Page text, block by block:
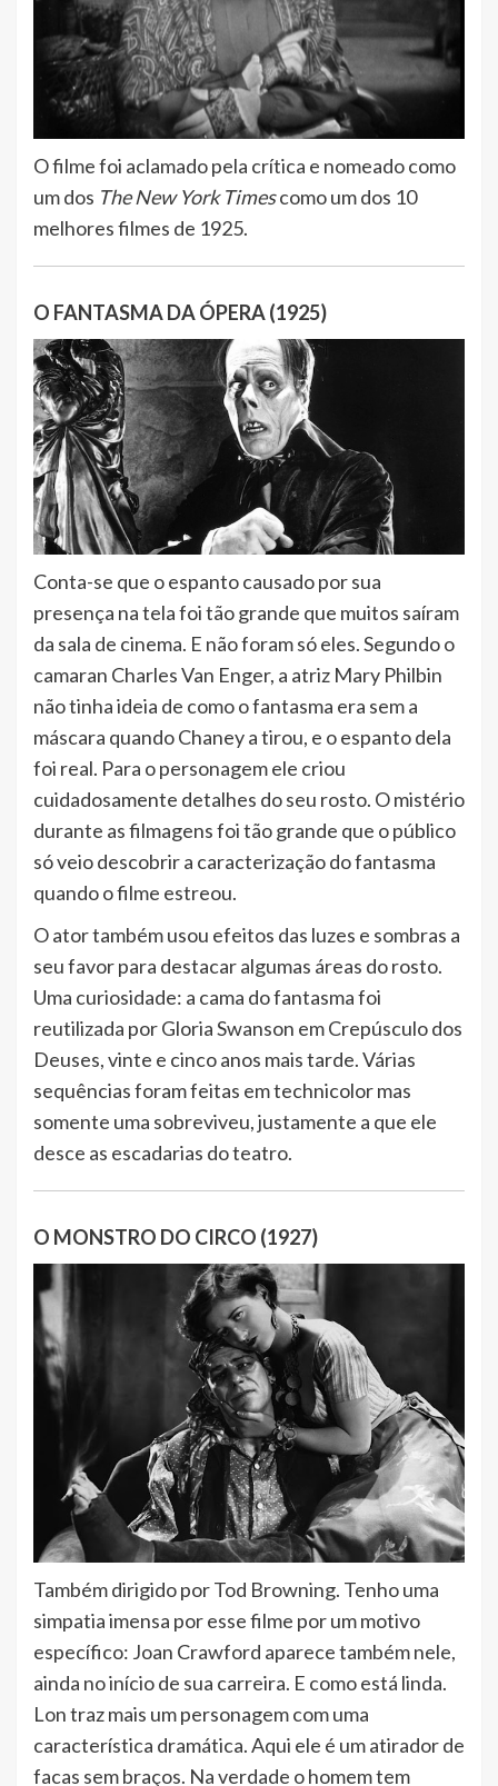
O filme foi aclamado pela crítica e nomeado como
um dos The New York Timescomo um dos 10
melhores filmes de 1925.
O FANTASMA DA ÓPERA (1925)
Conta-se que o espanto causado por sua
presença na tela foi tão grande que muitos saíram
da sala de cinema. E não foram só eles. Segundo o
camaran Charles Van Enger, a atriz Mary Philbin
não tinha ideia de como o fantasma era sem a
máscara quando Chaney a tirou, e o espanto dela
foi real. Para o personagem ele criou
cuidadosamente detalhes do seu rosto. O mistério
durante as filmagens foi tão grande que o público
só veio descobrir a caracterização do fantasma
quando o filme estreou.
O ator também usou efeitos das luzes e sombras a
seu favor para destacar algumas áreas do rosto.
Uma curiosidade: a cama do fantasma foi
reutilizada por Gloria Swanson em Crepúsculo dos
Deuses, vinte e cinco anos mais tarde. Várias
sequências foram feitas em technicolor mas
somente uma sobreviveu, justamente a que ele
desce as escadarias do teatro.
O MONSTRO DO CIRCO (1927)
Também dirigido por Tod Browning. Tenho uma
simpatia imensa por esse filme por um motivo
específico: Joan Crawford aparece também nele,
ainda no início de sua carreira. E como está linda.
Lon traz mais um personagem com uma
característica dramática. Aqui ele é um atirador de
facas sem braços. Na verdade o homem tem